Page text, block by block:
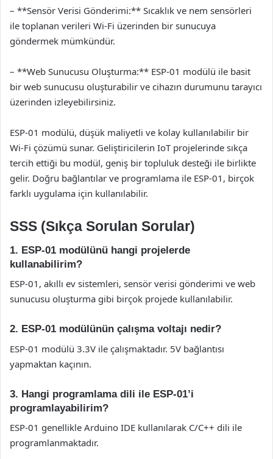
– **Sensör Verisi Gönderimi:** Sıcaklık ve nem sensörleri
ile toplanan verileri Wi-Fi üzerinden bir sunucuya
göndermek mümkündür.
– **Web Sunucusu Oluşturma:** ESP-01 modülü ile basit
bir web sunucusu oluşturabilir ve cihazın durumunu tarayıcı
üzerinden izleyebilirsiniz.
ESP-01 modülü, düşük maliyetli ve kolay kullanılabilir bir
Wi-Fi çözümü sunar. Geliştiricilerin IoT projelerinde sıkça
tercih ettiği bu modül, geniş bir topluluk desteği ile birlikte
gelir. Doğru bağlantılar ve programlama ile ESP-01, birçok
farklı uygulama için kullanılabilir.
SSS (Sıkça Sorulan Sorular)
1. ESP-01 modülünü hangi projelerde
kullanabilirim?
ESP-01, akıllı ev sistemleri, sensör verisi gönderimi ve web
sunucusu oluşturma gibi birçok projede kullanılabilir.
2. ESP-01 modülünün çalışma voltajı nedir?
ESP-01 modülü 3.3V ile çalışmaktadır. 5V bağlantısı
yapmaktan kaçının.
3. Hangi programlama dili ile ESP-01’i
programlayabilirim?
ESP-01 genellikle Arduino IDE kullanılarak C/C++ dili ile
programlanmaktadır.